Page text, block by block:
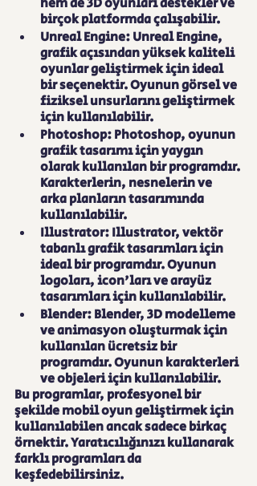
hem de 3D oyunları destekler ve
birçok platformda çalışabilir.
Unreal Engine: Unreal Engine,
grafik açısından yüksek kaliteli
oyunlar geliştirmek için ideal
bir seçenektir. Oyunun görsel ve
fiziksel unsurlarını geliştirmek
için kullanılabilir.
Photoshop: Photoshop, oyunun
grafik tasarımı için yaygın
olarak kullanılan bir programdır.
Karakterlerin, nesnelerin ve
arka planların tasarımında
kullanılabilir.
Illustrator: Illustrator, vektör
tabanlı grafik tasarımları için
ideal bir programdır. Oyunun
logoları, icon'ları ve arayüz
tasarımları için kullanılabilir.
Blender: Blender, 3D modelleme
ve animasyon oluşturmak için
kullanılan ücretsiz bir
programdır. Oyunun karakterleri
ve objeleri için kullanılabilir.
Bu programlar, profesyonel bir
şekilde mobil oyun geliştirmek için
kullanılabilen ancak sadece birkaç
örnektir. Yaratıcılığınızı kullanarak
farklı programları da
keşfedebilirsiniz.